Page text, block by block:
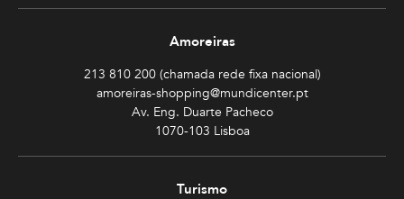
Amoreiras
213 810 200 (chamada rede fixa nacional)
amoreiras-shopping@mundicenter.pt
Av. Eng. Duarte Pacheco
1070-103 Lisboa
Turismo